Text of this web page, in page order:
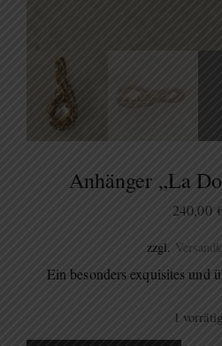
Anhänger „La
240,00
zzgl.
Ein besonders exquisites und
1 vorrätig